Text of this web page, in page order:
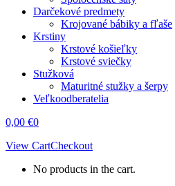
Darčekové predmety
Krojované bábiky a fľaše
Krstiny
Krstové košieľky
Krstové sviečky
Stužková
Maturitné stužky a šerpy
Veľkoodberatelia
0,00 €0
View CartCheckout
No products in the cart.